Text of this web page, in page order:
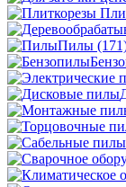
Пилы